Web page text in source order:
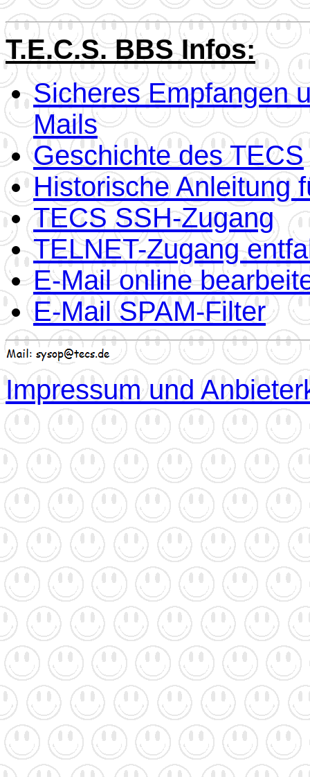
T.E.C.S. BBS Infos:
Sicheres Empfangen
Mails
Geschichte des TECS
Historische Anleitung
TECS SSH-Zugang
TELNET-Zugang
E-Mail online
E-Mail SPAM-Filter
Impressum und